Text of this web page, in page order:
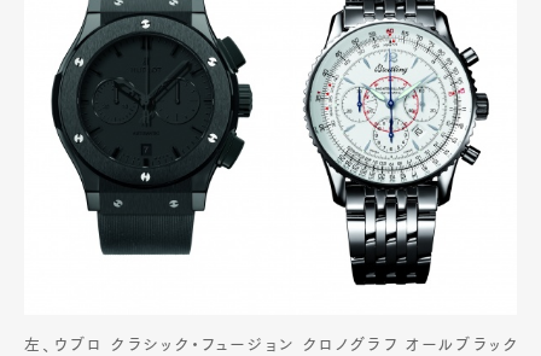
左、ウブロ クラシック・フュージョン クロノグラフ オールブラック